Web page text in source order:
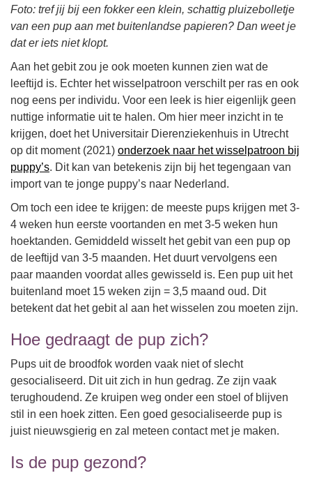
Foto: tref jij bij een fokker een klein, schattig pluizebolletje
van een pup aan met buitenlandse papieren? Dan weet je
dat er iets niet klopt.
Aan het gebit zou je ook moeten kunnen zien wat de
leeftijd is. Echter het wisselpatroon verschilt per ras en ook
nog eens per individu. Voor een leek is hier eigenlijk geen
nuttige informatie uit te halen. Om hier meer inzicht in te
krijgen, doet het Universitair Dierenziekenhuis in Utrecht
op dit moment (2021) onderzoek naar het wisselpatroon bij
puppy’s. Dit kan van betekenis zijn bij het tegengaan van
import van te jonge puppy’s naar Nederland.
Om toch een idee te krijgen: de meeste pups krijgen met 3-
4 weken hun eerste voortanden en met 3-5 weken hun
hoektanden. Gemiddeld wisselt het gebit van een pup op
de leeftijd van 3-5 maanden. Het duurt vervolgens een
paar maanden voordat alles gewisseld is. Een pup uit het
buitenland moet 15 weken zijn = 3,5 maand oud. Dit
betekent dat het gebit al aan het wisselen zou moeten zijn.
Hoe gedraagt de pup zich?
Pups uit de broodfok worden vaak niet of slecht
gesocialiseerd. Dit uit zich in hun gedrag. Ze zijn vaak
terughoudend. Ze kruipen weg onder een stoel of blijven
stil in een hoek zitten. Een goed gesocialiseerde pup is
juist nieuwsgierig en zal meteen contact met je maken.
Is de pup gezond?